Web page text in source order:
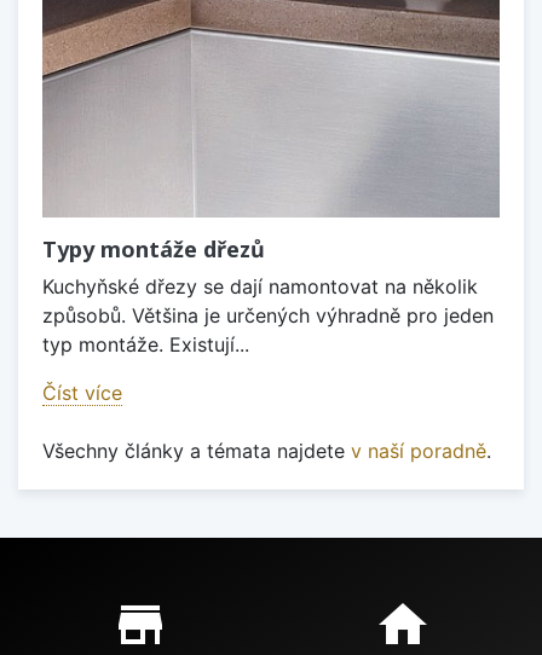
Typy montáže dřezů
Kuchyňské dřezy se dají namontovat na několik
způsobů. Většina je určených výhradně pro jeden
typ montáže. Existují...
Číst více
Všechny články a témata najdete v naší poradně.
Proč nakupovat u nás?
store_mall_directory home